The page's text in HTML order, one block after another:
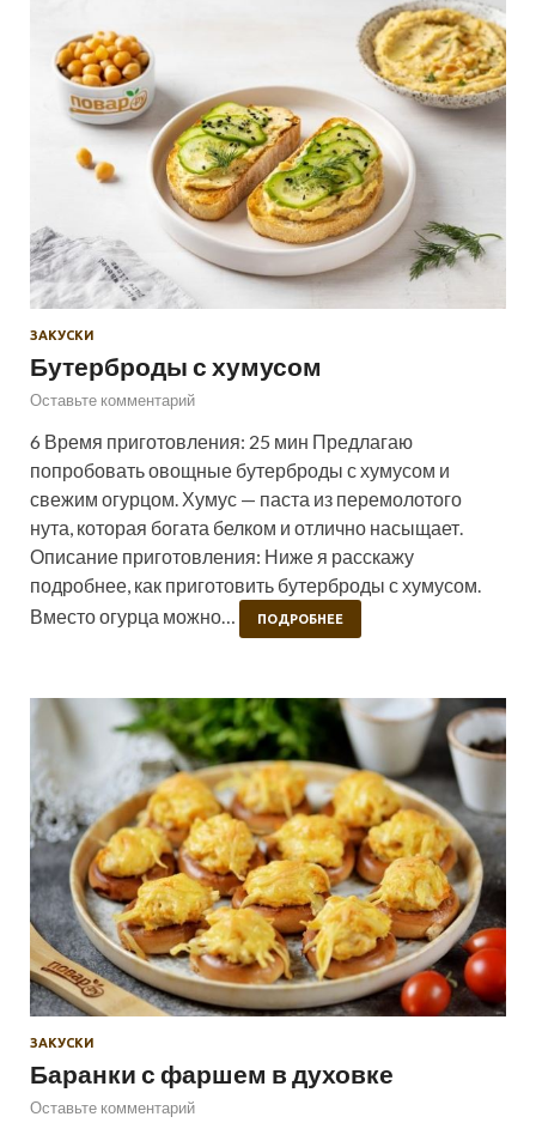
ЗАКУСКИ
Бутерброды с хумусом
Оставьте комментарий
6 Время приготовления: 25 мин Предлагаю
попробовать овощные бутерброды с хумусом и
свежим огурцом. Хумус — паста из перемолотого
нута, которая богата белком и отлично насыщает.
Описание приготовления: Ниже я расскажу
подробнее, как приготовить бутерброды с хумусом.
Вместо огурца можно…
ПОДРОБНЕЕ
ЗАКУСКИ
Баранки с фаршем в духовке
Оставьте комментарий